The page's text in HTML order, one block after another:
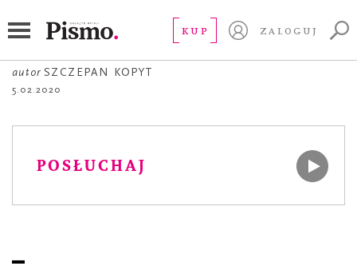
KUP ZALOGUJ
Papka
autor SZCZEPAN KOPYT
5.02.2020
POSŁUCHAJ